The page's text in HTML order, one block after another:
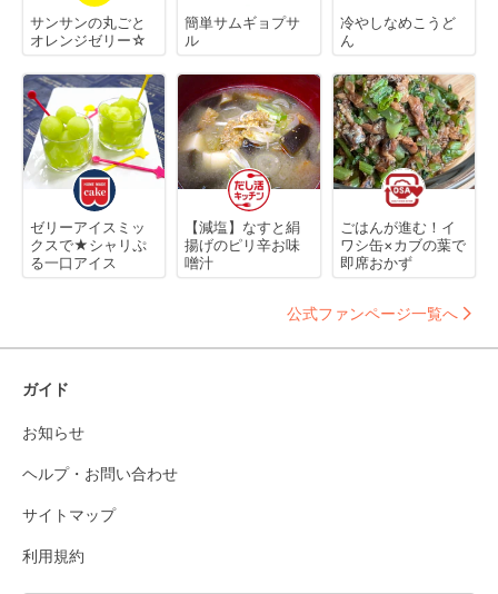
サンサンの丸ごと
オレンジゼリー☆
簡単サムギョプサ
ル
冷やしなめこうど
ん
ゼリーアイスミッ
クスで★シャリぷ
る一口アイス
【減塩】なすと絹
揚げのピリ辛お味
噌汁
ごはんが進む！イ
ワシ缶×カブの葉で
即席おかず
公式ファンページ一覧へ
ガイド
お知らせ
ヘルプ・お問い合わせ
サイトマップ
利用規約